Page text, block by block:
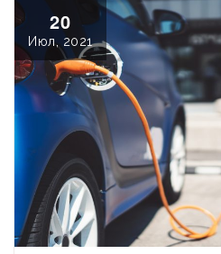
20
Июл, 2021